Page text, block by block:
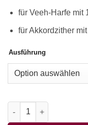
für Veeh-Harfe mit
für Akkordzither
Ausführung
Trumpet Voluntary,